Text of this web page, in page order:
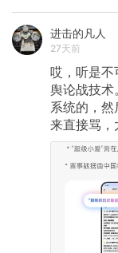
进击的凡人
27天前
哎，听是不
舆论战技术
系统的，
来直接骂，